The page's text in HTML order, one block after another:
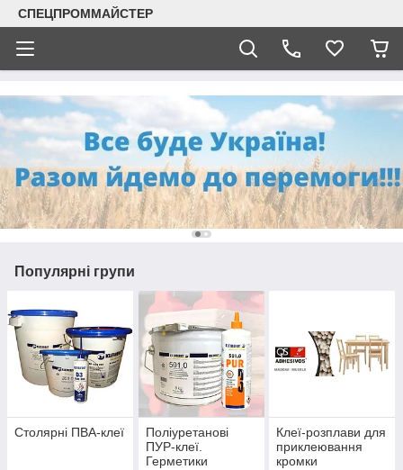
СПЕЦПРОММАЙСТЕР
Популярні групи
Столярні ПВА-клеї
Поліуретанові
ПУР-клеї.
Герметики
Клеї-розплави для
приклеювання
кромки